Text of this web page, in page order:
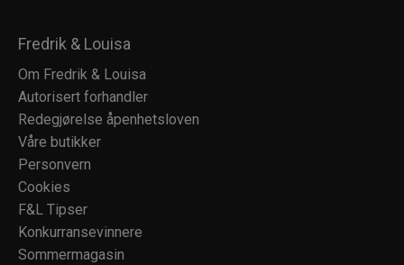
Fredrik & Louisa
Om Fredrik & Louisa
Autorisert forhandler
Redegjørelse åpenhetsloven
Våre butikker
Personvern
Cookies
F&L Tipser
Konkurransevinnere
Sommermagasin